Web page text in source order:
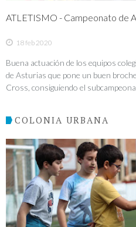
ATLETISMO - Campeonato de
18 feb 2020
Buena actuación de los equipos
de Asturias que pone un buen
Cross, consiguiendo el
COLONIA URBANA